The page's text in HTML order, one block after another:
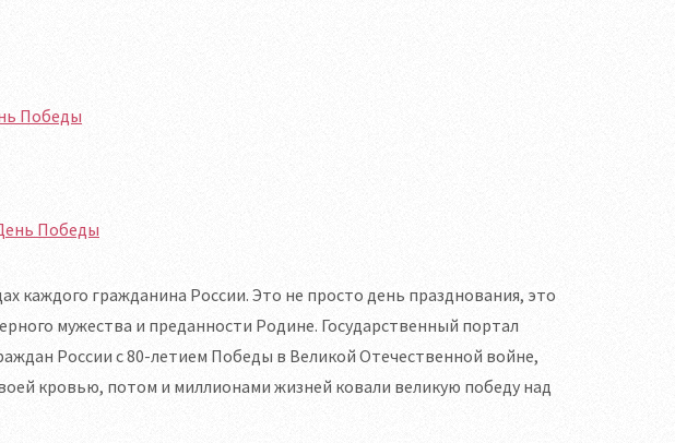
Победы
каждого гражданина России. Это не просто день празднования, это
мужества и преданности Родине. Государственный портал
России с 80-летием Победы в Великой Отечественной войне,
кровью, потом и миллионами жизней ковали великую победу над